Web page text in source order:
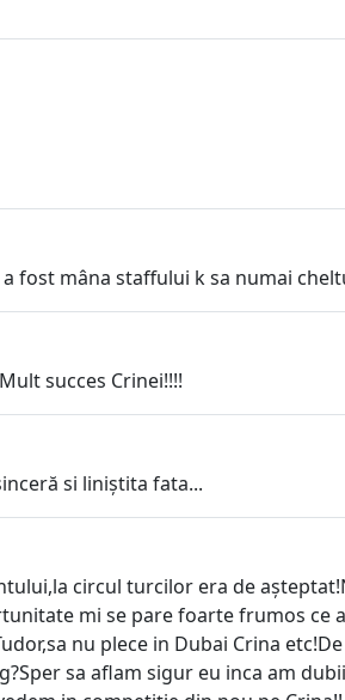
fost mâna staffului k sa numai
succes Crinei!!!!
si liniștita fata...
circul turcilor era de
mi se pare foarte frumos
nu plece in Dubai Crina
sa aflam sigur eu inca am